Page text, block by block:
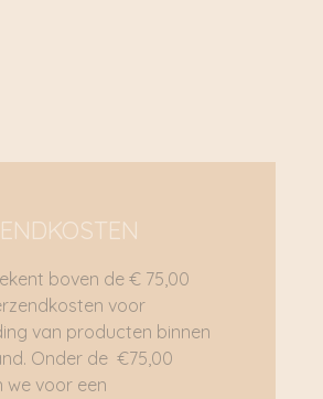
rand afsnijden.
laten opbranden.
met vorst. Zij kunnen dan
boven de € 75,00
voor
van producten binnen
Onder de €75,00
we voor een